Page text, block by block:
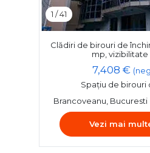
1 /41
Clădiri de birouri de
mp, vizibilitate
7,408 €
Spațiu de birouri
Brancoveanu, Bucuresti
Vezi mai